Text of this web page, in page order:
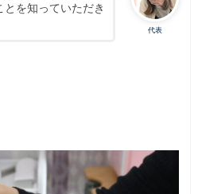
代表
を知っていただき